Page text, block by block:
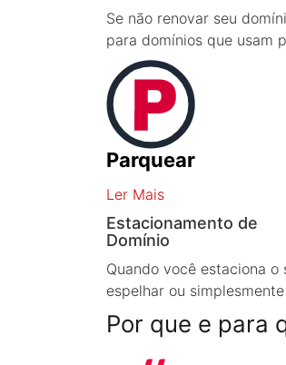
Se não renovar seu
para domínios que usam
Parquear
Ler Mais
Estacionamento de
Domínio
Quando você estaciona
espelhar ou
Por que e para